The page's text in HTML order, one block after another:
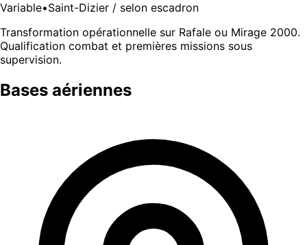
Variable•Saint-Dizier / selon escadron
Transformation opérationnelle sur Rafale ou Mirage 2000.
Qualification combat et premières missions sous
supervision.
Bases aériennes